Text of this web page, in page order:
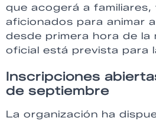
que acogerá a familiares,
aficionados para animar
desde primera hora de la
oficial está prevista para
Inscripciones
de septiembre
La organización ha